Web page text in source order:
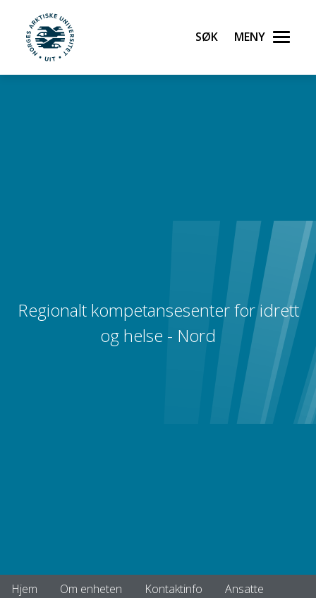
UiT Norges arktiske universitet
Søk Meny
Regionalt kompetansesenter for idrett
og helse - Nord
Hjem Om enheten Kontaktinfo
Ansatte